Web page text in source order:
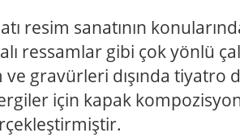
resim sanatının
ressamlar gibi çok yönlü
ve gravürleri dışında
için kapak